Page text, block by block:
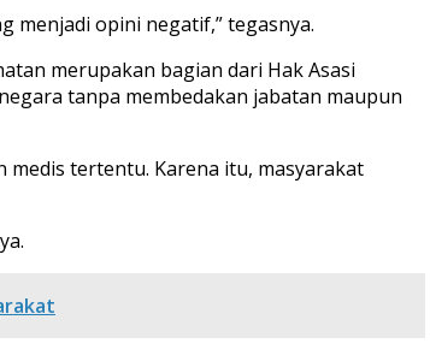
menjadi opini negatif,” tegasnya.
merupakan bagian dari Hak Asasi
tanpa membedakan jabatan maupun
tertentu. Karena itu, masyarakat